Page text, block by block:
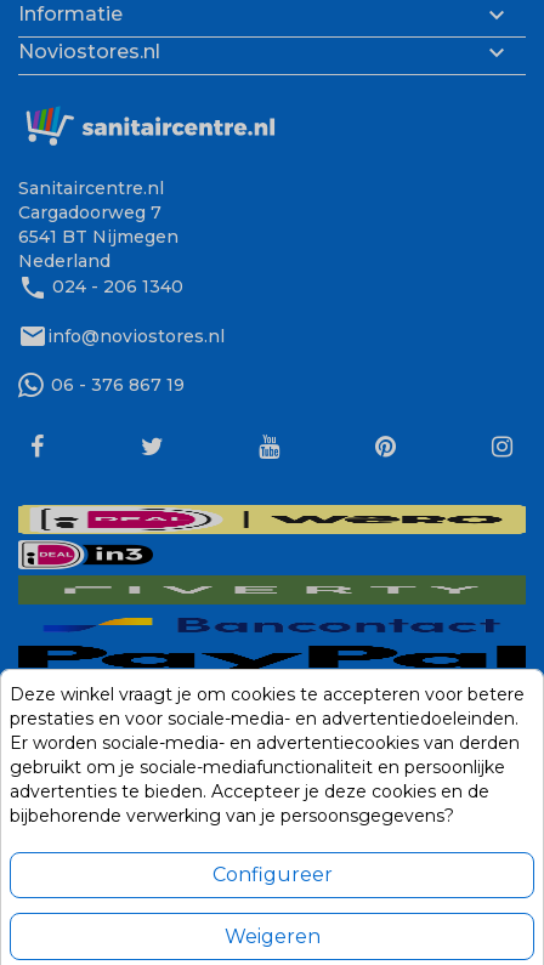
Informatie 
Noviostores.nl 
Sanitaircentre.nl
Cargadoorweg 7
6541 BT Nijmegen
Nederland
phone 024 - 206 1340
mailinfo@noviostores.nl
06 - 376 867 19
Deze winkel vraagt je om cookies te accepteren voor betere
prestaties en voor sociale-media- en advertentiedoeleinden.
Er worden sociale-media- en advertentiecookies van derden
gebruikt om je sociale-mediafunctionaliteit en persoonlijke
advertenties te bieden. Accepteer je deze cookies en de
bijbehorende verwerking van je persoonsgegevens?
Configureer
Weigeren